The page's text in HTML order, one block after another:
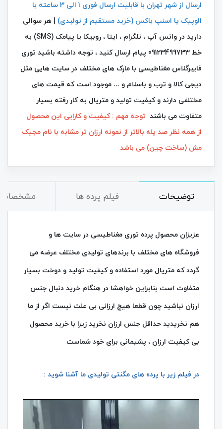
ارسال از شهر تهران با قابلیت ارسال فوری 1 الی 3 ساعته با
الوپیک یا اسنپ باکس (خرید مستقیم از تولیدی)
| هر سوالی
دارید در واتس آپ ، تلگرام ، ایتا ، روبیکا یا پیامک (SMS) به
خط 09123499733 پیام ارسال کنید ، توجه داشته باشید توری
فایبرگلاس مغناطیسی با مارک های مختلف در سایت هایی مثل
دیجی کالا و ترب و باسلام و ... موجود است که قیمت های
مختلفی دارند و کیفیت تولید و متریال به کار رفته بسیار
متفاوت می باشند توجه مهم : کیفیت و کارایی این محصول
از همه نظر صد پله بالاتر از نمونه ارزان تر مشابه با نام مجیک
مش (ساخت چین) می باشد
توضیحات فیلم پرده ها مشخصات
عزیزان محصول پرده توری مغناطیسی در سایت ها و
فروشگاه های مختلف با برندهای تولیدی مختلف عرضه می
گردد که متریال مورد استفاده و کیفیت تولید و دوخت بسیار
متفاوت است بنابراین خواهشا در هنگام خرید دنبال جنس
ارزان نباشید چون قطعا هیچ ارزانی بی علت نیست اگر از ما
هم نخریدید حداقل جنس ارزان نخرید زیرا با خرید محصول
بی کیفیت ارزان ، پشیمانی برای خود شماست
در فیلم زیر با پرده های مگنتی تولیدی ما آشنا شوید :